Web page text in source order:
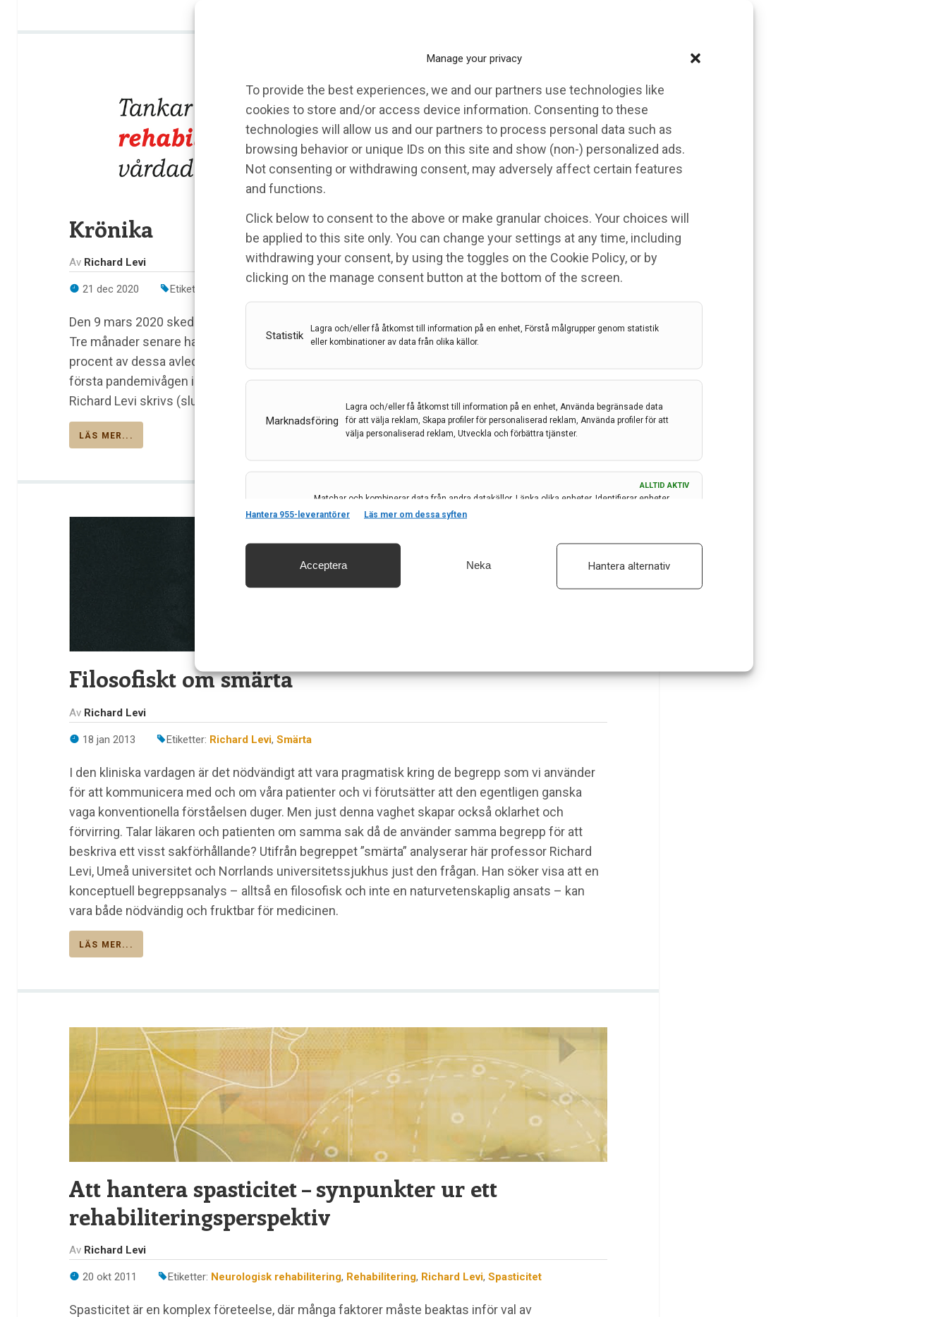
Manage your privacy
To provide the best experiences, we and our partners use technologies like
cookies to store and/or access device information. Consenting to these
technologies will allow us and our partners to process personal data such as
browsing behavior or unique IDs on this site and show (non-) personalized ads.
Not consenting or withdrawing consent, may adversely affect certain features
and functions.
Click below to consent to the above or make granular choices. Your choices will
be applied to this site only. You can change your settings at any time, including
withdrawing your consent, by using the toggles on the Cookie Policy, or by
clicking on the manage consent button at the bottom of the screen.
Statistik
Lagra och/eller få åtkomst till information på en enhet, Förstå målgrupper genom statistik
eller kombinationer av data från olika källor.
Marknadsföring
Lagra och/eller få åtkomst till information på en enhet, Använda begränsade data
för att välja reklam, Skapa profiler för personaliserad reklam, Använda profiler för att
välja personaliserad reklam, Utveckla och förbättra tjänster.
ALLTID AKTIV
Matchar och kombinerar data från andra datakällor, Länka olika enheter, Identifierar enheter
baserat på information som överförs automatiskt.
och innehåll, Spara och meddela dina integritetsval.
ALLTID AKTIV
Hantera 955-leverantörer Läs mer om dessa syften
Acceptera Neka Hantera alternativ
Krönika
Av Richard Levi
21 dec 2020 Etiketter:
Den 9 mars 2020 skedde den första sjukhusinläggningen med covid-19 i Region Östergötland.
Tre månader senare hade mer än 700 personer sjukhusvårdats med samma diagnos. Cirka 20
procent av dessa avled på sjukhuset. Perioden mars till maj motsvarade merparten av den
första pandemivågen i regionen, med en svans som sträcker sig in i tiden då denna krönika av
Richard Levi skrivs (slutet av oktober 2020).
LÄS MER...
Filosofiskt om smärta
Av Richard Levi
18 jan 2013 Etiketter: Richard Levi, Smärta
I den kliniska vardagen är det nödvändigt att vara pragmatisk kring de begrepp som vi använder
för att kommunicera med och om våra patienter och vi förutsätter att den egentligen ganska
vaga konventionella förståelsen duger. Men just denna vaghet skapar också oklarhet och
förvirring. Talar läkaren och patienten om samma sak då de använder samma begrepp för att
beskriva ett visst sakförhållande? Utifrån begreppet ”smärta” analyserar här professor Richard
Levi, Umeå universitet och Norrlands universitetssjukhus just den frågan. Han söker visa att en
konceptuell begreppsanalys – alltså en filosofisk och inte en naturvetenskaplig ansats – kan
vara både nödvändig och fruktbar för medicinen.
LÄS MER...
Att hantera spasticitet – synpunkter ur ett
rehabiliteringsperspektiv
Av Richard Levi
20 okt 2011 Etiketter: Neurologisk rehabilitering, Rehabilitering, Richard Levi, Spasticitet
Spasticitet är en komplex företeelse, där många faktorer måste beaktas inför val av